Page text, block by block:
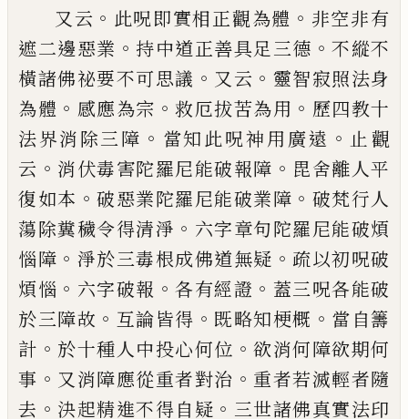
又云 。 此呪即實相正觀為體 。 非空非有
遮二邊惡業 。 持中道正善具足三德 。 不縱不
橫諸佛祕要不可思議 。 又云 。 靈智寂照法身
為體 。 感應為宗 。 救厄拔苦為用 。 歷四教十
法界消除三障 。 當知此呪神用廣遠 。 止觀
云 。 消伏毒害陀羅尼能破報障 。 毘舍離人平
復如本 。 破惡業陀羅尼能破業障 。 破梵行人
蕩除糞穢令得清淨 。 六字章句陀羅尼能破煩
惱障 。 淨於三毒根成佛道無疑 。 疏以初呪破
煩惱 。 六字破報 。 各有經證 。 蓋三呪各能破
於三障故 。 互論皆得 。 既略知梗概 。 當自籌
計 。 於十種人中投心何位 。 欲消何障欲期何
事 。 又消障應從重者對治 。 重者若滅輕者隨
去 。 決起精進不得自疑 。 三世諸佛真實法印